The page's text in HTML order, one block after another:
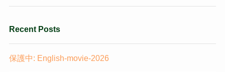
Recent Posts
保護中: English-movie-2026